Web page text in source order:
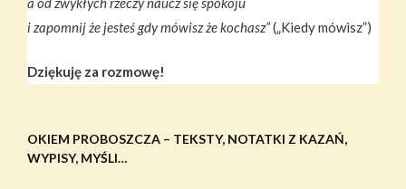
i zapomnij że jesteś gdy mówisz że kochasz”(„Kiedy mówisz”)
Dziękuję za rozmowę!
OKIEM PROBOSZCZA – TEKSTY, NOTATKI Z KAZAŃ,
WYPISY, MYŚLI…